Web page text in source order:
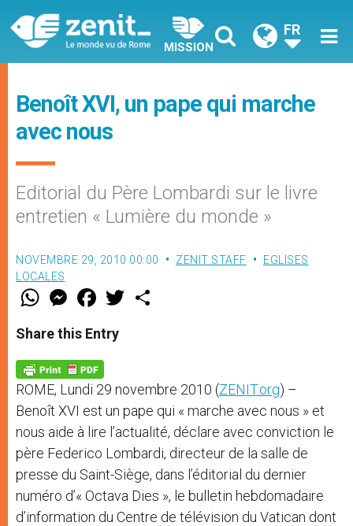
MISSION
FR
Benoît XVI, un pape qui marche
avec nous
Editorial du Père Lombardi sur le livre
entretien « Lumière du monde »
NOVEMBRE 29, 2010 00:00 ZENIT STAFF
EGLISES
LOCALES
W
t
s
p
p
M
e
s
e
g
e
r
F
a
e
b
o
k
w
Share this Entry
ROME, Lundi 29 novembre 2010 (ZENIT.org) –
Benoît XVI est un pape qui « marche avec nous » et
nous aide à lire l’actualité, déclare avec conviction le
père Federico Lombardi, directeur de la salle de
presse du Saint-Siège, dans l’éditorial du dernier
numéro d’« Octava Dies », le bulletin hebdomadaire
d’information du Centre de télévision du Vatican dont